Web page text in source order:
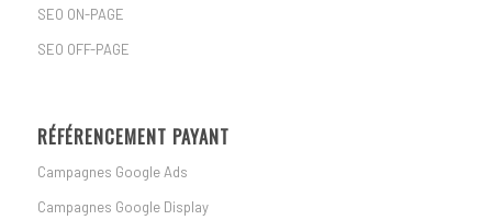
SEO ON-PAGE
SEO OFF-PAGE
RÉFÉRENCEMENT PAYANT
Campagnes Google Ads
Campagnes Google Display